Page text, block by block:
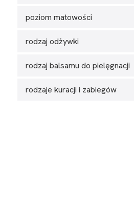
poziom matowości
rodzaj odżywki
rodzaj balsamu do pielęgnacji
rodzaje kuracji i zabiegów